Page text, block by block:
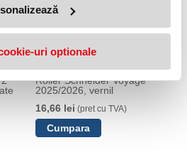
uri optionale
Roller Schneider Voyage
2025/2026, vernil
16,66 lei (pret cu TVA)